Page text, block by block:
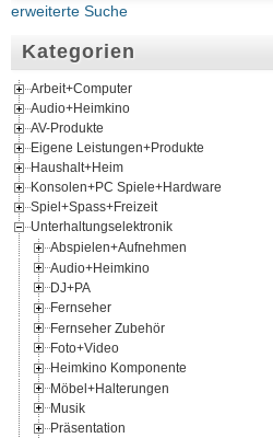
erweiterte Suche
Kategorien
Arbeit+Computer
Audio+Heimkino
AV-Produkte
Eigene Leistungen+Produkte
Haushalt+Heim
Konsolen+PC Spiele+Hardware
Spiel+Spass+Freizeit
Unterhaltungselektronik
Abspielen+Aufnehmen
Audio+Heimkino
DJ+PA
Fernseher
Fernseher Zubehör
Foto+Video
Heimkino Komponente
Möbel+Halterungen
Musik
Präsentation